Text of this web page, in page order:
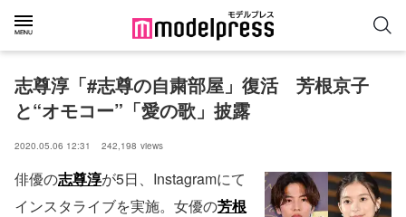
志尊淳「#志尊の自粛部屋」復活　芳根京子
と“オモコー”「愛の歌」披露
2020.05.06 12:31 242,198 views
俳優の志尊淳が5日、Instagramにて
インスタライブを実施。女優の芳根